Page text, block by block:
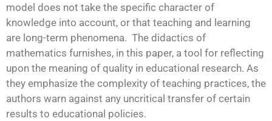
model does not take the specific character of
knowledge into account, or that teaching and learning
are long-term phenomena. The didactics of
mathematics furnishes, in this paper, a tool for reflecting
upon the meaning of quality in educational research. As
they emphasize the complexity of teaching practices, the
authors warn against any uncritical transfer of certain
results to educational policies.